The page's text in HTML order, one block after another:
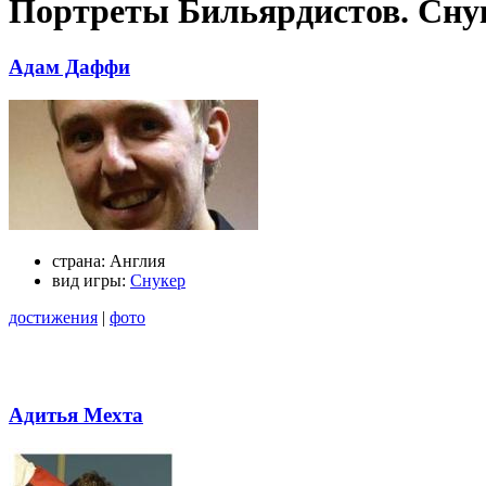
Портреты Бильярдистов.
Адам Даффи
страна: Англия
вид игры: Снукер
достижения | фото
Адитья Мехта